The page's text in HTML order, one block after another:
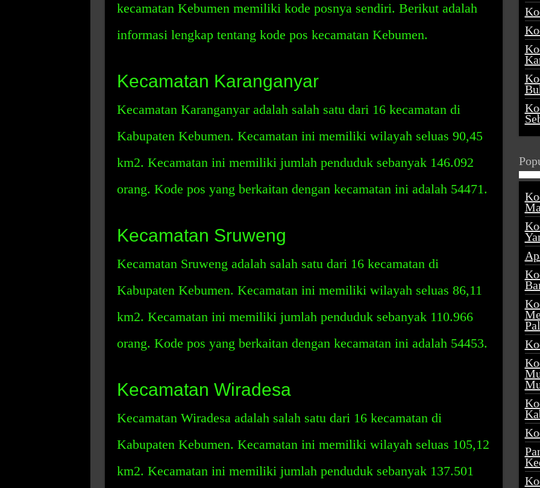
kecamatan Kebumen memiliki kode posnya sendiri. Berikut adalah
informasi lengkap tentang kode pos kecamatan Kebumen.
Kecamatan Karanganyar
Kecamatan Karanganyar adalah salah satu dari 16 kecamatan di
Kabupaten Kebumen. Kecamatan ini memiliki wilayah seluas 90,45
km2. Kecamatan ini memiliki jumlah penduduk sebanyak 146.092
orang. Kode pos yang berkaitan dengan kecamatan ini adalah 54471.
Kecamatan Sruweng
Kecamatan Sruweng adalah salah satu dari 16 kecamatan di
Kabupaten Kebumen. Kecamatan ini memiliki wilayah seluas 86,11
km2. Kecamatan ini memiliki jumlah penduduk sebanyak 110.966
orang. Kode pos yang berkaitan dengan kecamatan ini adalah 54453.
Kecamatan Wiradesa
Kecamatan Wiradesa adalah salah satu dari 16 kecamatan di
Kabupaten Kebumen. Kecamatan ini memiliki wilayah seluas 105,12
km2. Kecamatan ini memiliki jumlah penduduk sebanyak 137.501